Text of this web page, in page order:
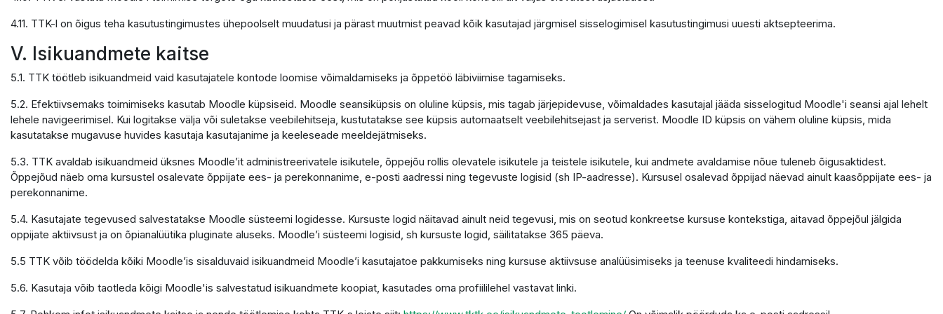
4.11. TTK-l on õigus teha kasutustingimustes ühepoolselt muudatusi ja pärast muutmist peavad kõik kasutajad järgmisel sisselogimisel kasutustingimusi uuesti aktsepteerima.
V. Isikuandmete kaitse
5.1. TTK töötleb isikuandmeid vaid kasutajatele kontode loomise võimaldamiseks ja õppetöö läbiviimise tagamiseks.
5.2. Efektiivsemaks toimimiseks kasutab Moodle küpsiseid. Moodle seansiküpsis on oluline küpsis, mis tagab järjepidevuse, võimaldades kasutajal jääda sisselogitud Moodle'i seansi ajal lehelt
lehele navigeerimisel. Kui logitakse välja või suletakse veebilehitseja, kustutatakse see küpsis automaatselt veebilehitsejast ja serverist. Moodle ID küpsis on vähem oluline küpsis, mida
kasutatakse mugavuse huvides kasutaja kasutajanime ja keeleseade meeldejätmiseks.
5.3. TTK avaldab isikuandmeid üksnes Moodle’it administreerivatele isikutele, õppejõu rollis olevatele isikutele ja teistele isikutele, kui andmete avaldamise nõue tuleneb õigusaktidest.
Õppejõud näeb oma kursustel osalevate õppijate ees- ja perekonnanime, e-posti aadressi ning tegevuste logisid (sh IP-aadresse). Kursusel osalevad õppijad näevad ainult kaasõppijate ees- ja
perekonnanime.
5.4. Kasutajate tegevused salvestatakse Moodle süsteemi logidesse. Kursuste logid näitavad ainult neid tegevusi, mis on seotud konkreetse kursuse kontekstiga, aitavad õppejõul jälgida
oppijate aktiivsust ja on õpianalüütika pluginate aluseks. Moodle’i süsteemi logisid, sh kursuste logid, säilitatakse 365 päeva.
5.5 TTK võib töödelda kõiki Moodle’is sisalduvaid isikuandmeid Moodle’i kasutajatoe pakkumiseks ning kursuse aktiivsuse analüüsimiseks ja teenuse kvaliteedi hindamiseks.
5.6. Kasutaja võib taotleda kõigi Moodle'is salvestatud isikuandmete koopiat, kasutades oma profiililehel vastavat linki.